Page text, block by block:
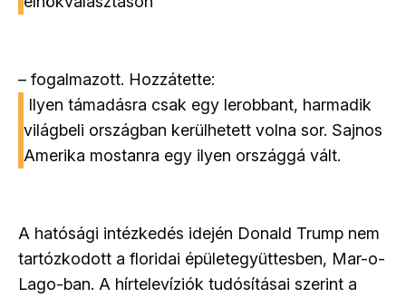
– fogalmazott. Hozzátette:
Ilyen támadásra csak egy lerobbant, harmadik
világbeli országban kerülhetett volna sor. Sajnos
Amerika mostanra egy ilyen országgá vált.
A hatósági intézkedés idején Donald Trump nem
tartózkodott a floridai épületegyüttesben, Mar-o-
Lago-ban. A hírtelevíziók tudósításai szerint a